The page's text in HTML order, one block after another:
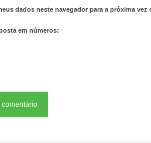
dados neste navegador para a próxima vez
em números: